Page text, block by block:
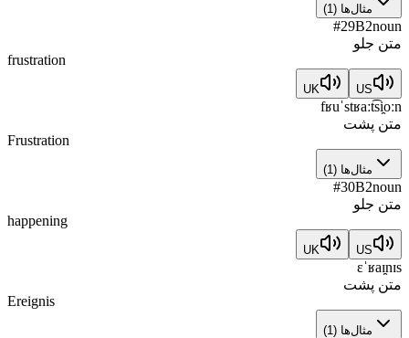
مثال‌ها (
1
)
#29B2noun
متن جلو
frustration
US
UK
fʁuˈstʁaːt͡si̯oːn
متن پشت
Frustration
مثال‌ها (
1
)
#30B2noun
متن جلو
happening
US
UK
ɛˈʁaɪ̯nɪs
متن پشت
Ereignis
مثال‌ها (
1
)